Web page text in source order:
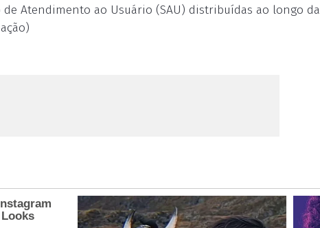
Atendimento ao Usuário (SAU) distribuídas ao longo da